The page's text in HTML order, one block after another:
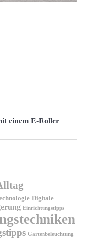
einem E-Roller
Digitale
Einrichtungstipps
Gartenbeleuchtung